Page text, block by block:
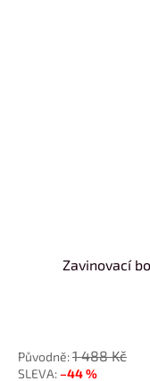
Zavinovací
1 488 Kč
–44 %